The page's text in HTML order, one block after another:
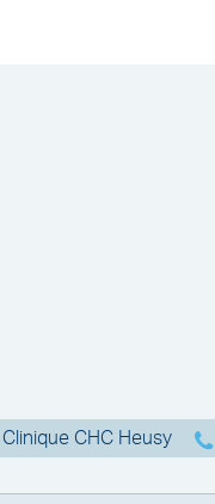
Clinique CHC Heusy